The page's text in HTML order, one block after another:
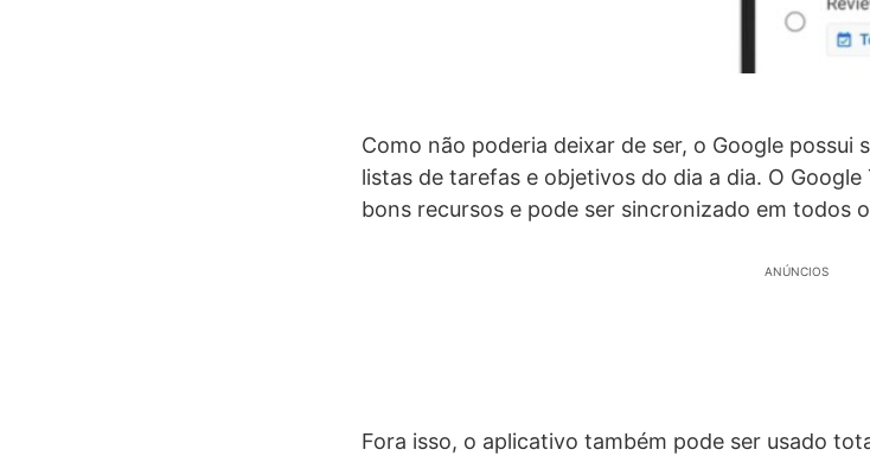
Como não poderia deixar de ser, o Google possui
listas de tarefas e objetivos do dia a dia. O
bons recursos e pode ser sincronizado em todos
ANÚNCIOS
Fora isso, o aplicativo também pode ser usado